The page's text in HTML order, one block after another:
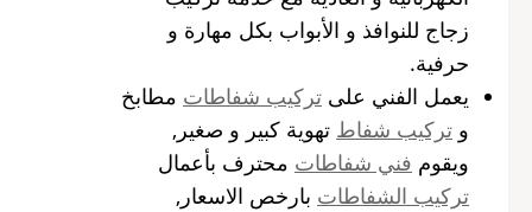
زجاج للنوافذ و الأبواب بكل مهارة و
حرفية.
يعمل الفني على تركيب شفاطات مطابخ
و تركيب شفاط تهوية كبير و صغير,
ويقوم فني شفاطات محترف بأعمال
تركيب الشفاطات بارخص الاسعار,